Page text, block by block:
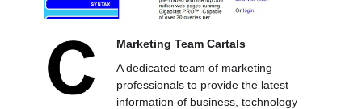
Marketing Team Cartals
A dedicated team of marketing
professionals to provide the latest
information of business, technology